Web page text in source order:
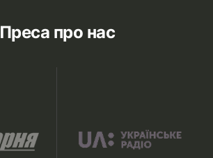
Преса про нас